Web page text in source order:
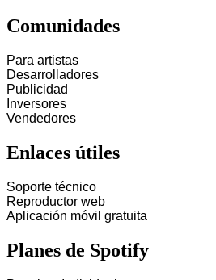
Comunidades
Para artistas
Desarrolladores
Publicidad
Inversores
Vendedores
Enlaces útiles
Soporte técnico
Reproductor web
Aplicación móvil gratuita
Planes de Spotify